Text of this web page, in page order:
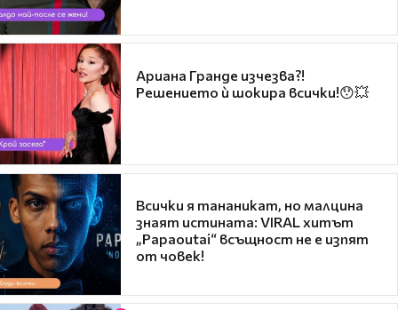
Ариана Гранде изчезва?!
Решението ѝ шокира всички!😯💥
Всички я тананикат, но малцина
знаят истината: VIRAL хитът
„Papaoutai“ всъщност не е изпят
от човек!